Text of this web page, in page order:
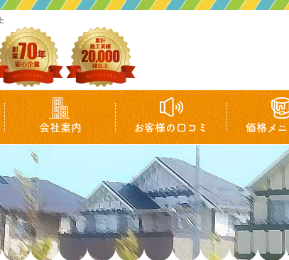
会社案内 お客様の口コミ 価格メ